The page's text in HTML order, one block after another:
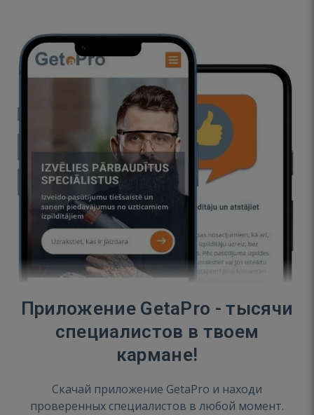
Приложение GetaPro - тысячи
специалистов в твоем
кармане!
Скачай приложение GetaPro и находи
проверенных специалистов в любой момент.